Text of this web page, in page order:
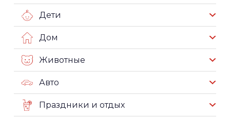
Дети
Дом
Животные
Авто
Праздники и отдых